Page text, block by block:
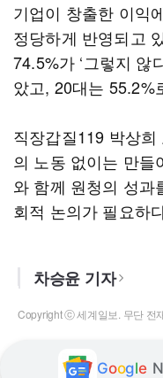
기업이 창출한 이익
정당하게 반영되고
74.5%가 ‘그렇지 않
았고, 20대는 55.2%
직장갑질119 박상희
의 노동 없이는 만들
와 함께 원청의 성과
회적 논의가 필요하
차승윤 기자
Copyright ⓒ 세계일보. 무단 전
Google